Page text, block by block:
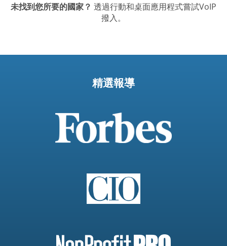
未找到您所要的國家？ 透過行動和桌面應用程式嘗試VoIP
撥入。
精選報導